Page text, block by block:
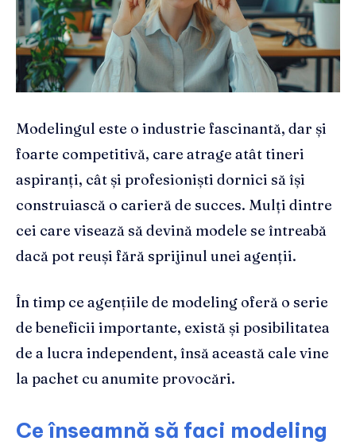
Modelingul este o industrie fascinantă, dar și
foarte competitivă, care atrage atât tineri
aspiranți, cât și profesioniști dornici să își
construiască o carieră de succes. Mulți dintre
cei care visează să devină modele se întreabă
dacă pot reuși fără sprijinul unei agenții.
În timp ce agențiile de modeling oferă o serie
de beneficii importante, există și posibilitatea
de a lucra independent, însă această cale vine
la pachet cu anumite provocări.
Ce înseamnă să faci modeling